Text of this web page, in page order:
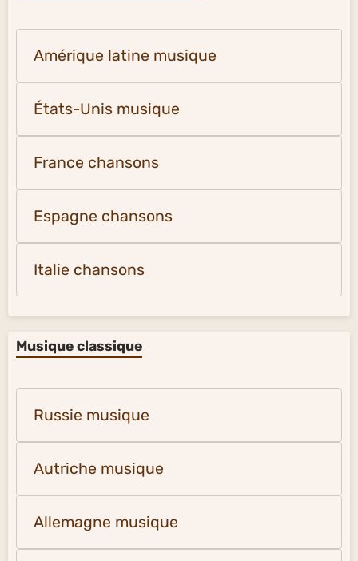
Amérique latine musique
États-Unis musique
France chansons
Espagne chansons
Italie chansons
Musique classique
Russie musique
Autriche musique
Allemagne musique